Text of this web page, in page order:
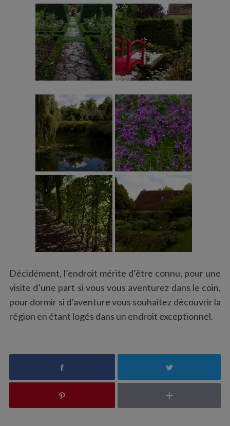
Décidément, l’endroit mérite d’être connu, pour une
visite d’une part si vous vous aventurez dans le coin,
pour dormir si d’aventure vous souhaitez découvrir la
région en étant logés dans un endroit exceptionnel.